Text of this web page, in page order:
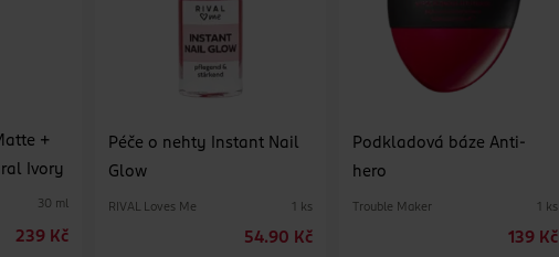
+
Ivory
30 ml
239 Kč
Péče o nehty Instant Nail
Glow
RIVAL Loves Me 1 ks
54.90 Kč
Podkladová báze Anti-
hero
Trouble Maker 1 ks
139 Kč